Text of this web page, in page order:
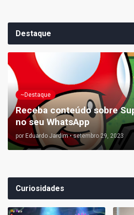
Destaque
~Destaque
Receba conteúdo sobre
no seu WhatsApp
por Eduardo Jardim • setembro 29, 2023
Curiosidades